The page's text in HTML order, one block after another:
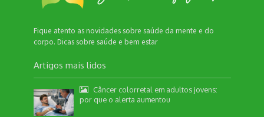
Fique atento as novidades sobre saúde da mente e do
corpo. Dicas sobre saúde e bem estar
Artigos mais lidos
Câncer colorretal em adultos jovens:
por que o alerta aumentou